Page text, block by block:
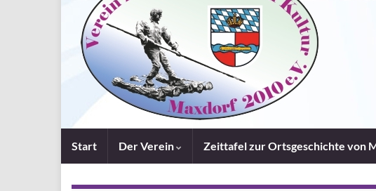
Start Der Verein Zeittafel zur Ortsgeschichte von